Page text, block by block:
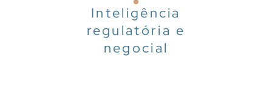
Inteligência
regulatória e
negocial